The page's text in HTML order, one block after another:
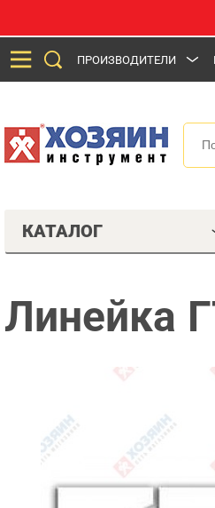
ПРОИЗВОДИТЕЛИ
КАТАЛОГ
Линейка